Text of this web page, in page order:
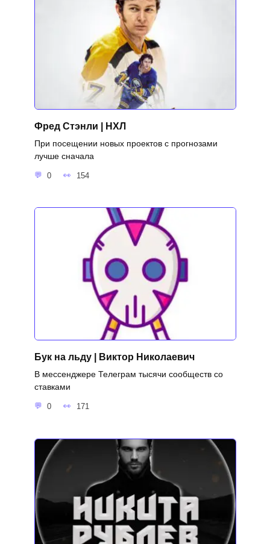
Фред Стэнли | НХЛ
При посещении новых проектов с прогнозами
лучше сначала
0 154
Бук на льду | Виктор Николаевич
В мессенджере Телеграм тысячи сообществ со
ставками
0 171